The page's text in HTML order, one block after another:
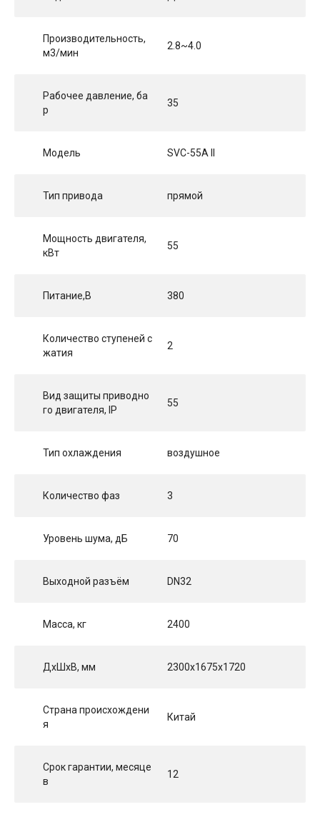
Производительность,
м3/мин
2.8~4.0
Рабочее давление, ба
р
35
Модель SVC-55A II
Тип привода прямой
Мощность двигателя,
кВт
55
Питание,В 380
Количество ступеней с
жатия
2
Вид защиты приводно
го двигателя, IP
55
Тип охлаждения воздушное
Количество фаз 3
Уровень шума, дБ 70
Выходной разъём DN32
Масса, кг 2400
ДхШхВ, мм 2300x1675x1720
Страна происхождени
я
Китай
Срок гарантии, месяце
в
12